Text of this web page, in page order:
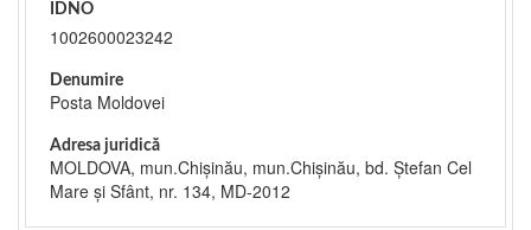
IDNO
1002600023242
Denumire
Posta Moldovei
Adresa juridică
MOLDOVA, mun.Chişinău, mun.Chişinău, bd. Ștefan Cel
Mare și Sfânt, nr. 134, MD-2012